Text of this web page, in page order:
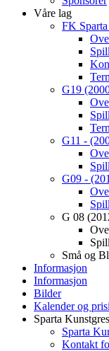
Våre lag
FK
G19
G11 -
G09 -
G 08
Små og
Informasjon
Informasjon
Bilder
Kalender og
Sparta
Sparta
Kontakt